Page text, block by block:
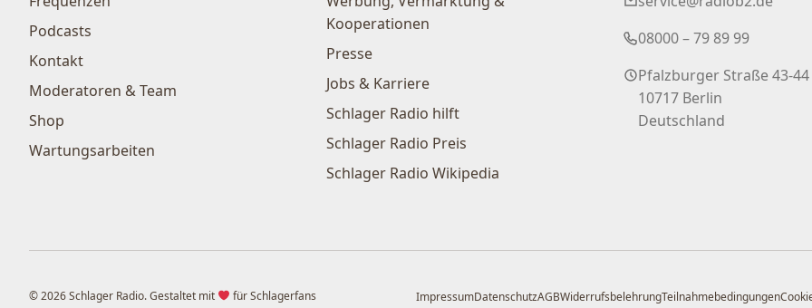
Podcasts
Kontakt
Moderatoren & Team
Shop
Wartungsarbeiten
Kooperationen
Presse
Jobs & Karriere
Schlager Radio hilft
Schlager Radio Preis
Schlager Radio Wikipedia
08000 – 79 89 99
Pfalzburger Straße 43-44
10717 Berlin
Deutschland
© 2026 Schlager Radio. Gestaltet mit für Schlagerfans ImpressumDatenschutzAGBWiderrufsbelehrungTeilnahmebedingungen